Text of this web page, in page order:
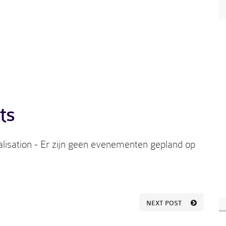
- Er zijn geen evenementen gepland op
NEXT POST